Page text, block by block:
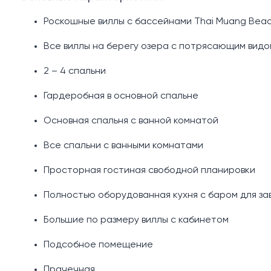
Роскошные виллы с бассейнами Thai Muang
Все виллы на берегу озера с потрясающим
2 – 4 спальни
Гардеробная в основной спальне
Основная спальня с ванной комнатой
Все спальни с ванными комнатами
Просторная гостиная свободной планировки
Полностью оборудованная кухня с баром для
Большие по размеру виллы с кабинетом
Подсобное помещение